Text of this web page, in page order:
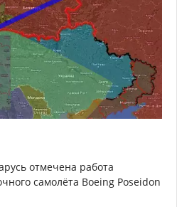
отмечена работа
самолёта Boeing Poseidon